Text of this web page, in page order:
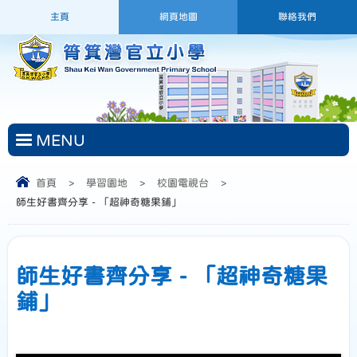
主頁 網頁地圖 聯絡我們
MENU
首頁 > 學習園地 > 校園電視台
>
師生好書齊分享 - 「超神奇糖果鋪」
師生好書齊分享 - 「超神奇糖果
鋪」